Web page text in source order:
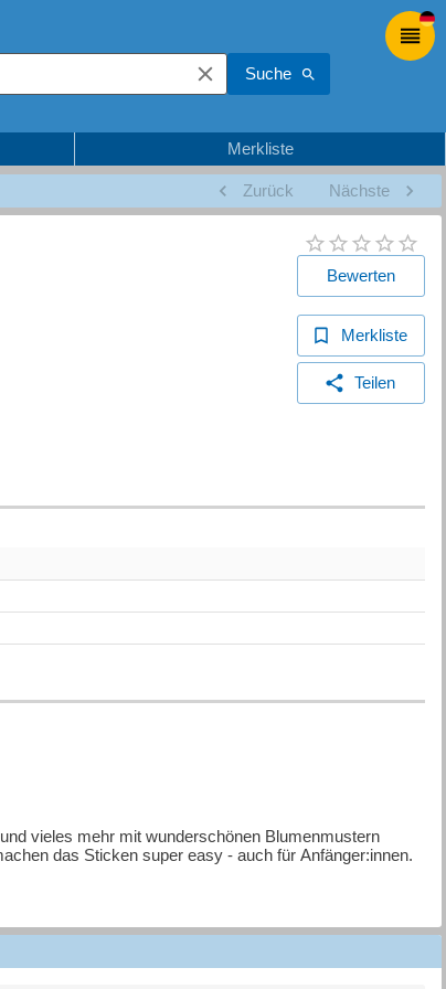
Suche
Merkliste
Zurück Nächste
Bewerten
Merkliste
Teilen
vieles mehr mit wunderschönen Blumenmustern
das Sticken super easy - auch für Anfänger:innen.
die für die extra Portion Summer Vibes sorgen.